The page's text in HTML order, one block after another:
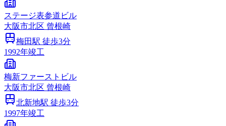
ステージ表参道ビル
大阪市北区 曾根崎
梅田駅 徒歩3分
1992年竣工
梅新ファーストビル
大阪市北区 曾根崎
北新地駅 徒歩3分
1997年竣工